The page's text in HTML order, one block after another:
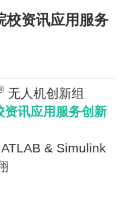
校资讯应用服务
无人机创新组
讯应用服务创新
& Simulink